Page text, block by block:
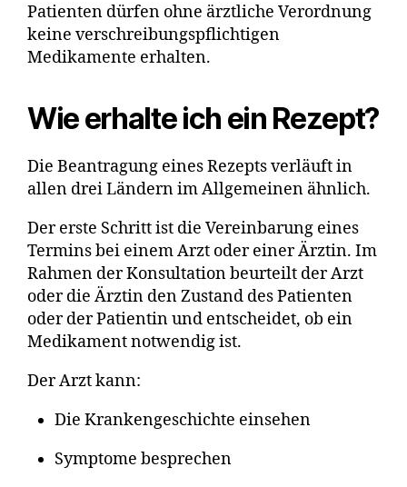
Patienten dürfen ohne ärztliche Verordnung
keine verschreibungspflichtigen
Medikamente erhalten.
Wie erhalte ich ein Rezept?
Die Beantragung eines Rezepts verläuft in
allen drei Ländern im Allgemeinen ähnlich.
Der erste Schritt ist die Vereinbarung eines
Termins bei einem Arzt oder einer Ärztin. Im
Rahmen der Konsultation beurteilt der Arzt
oder die Ärztin den Zustand des Patienten
oder der Patientin und entscheidet, ob ein
Medikament notwendig ist.
Der Arzt kann:
Die Krankengeschichte einsehen
Symptome besprechen